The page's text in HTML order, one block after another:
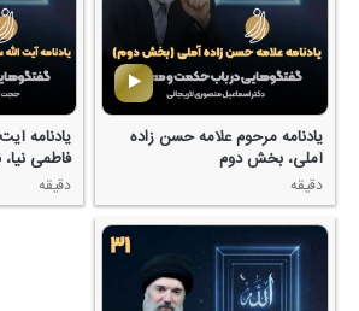
یادنامه مرحوم علامه حسن زاده
آملی، بخش دوم
دقیقه
یادنامه
فاطمی
دقیقه